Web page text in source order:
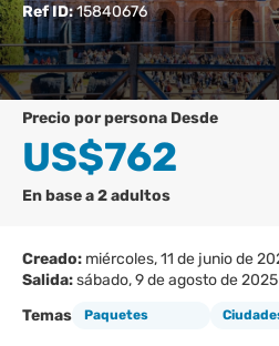
Ref ID:15840676
precio por persona Desde
US$762
En base a 2 adultos
Creado: miércoles, 11 de junio de
Salida:sábado, 9 de agosto de 2025
Temas
Paquetes